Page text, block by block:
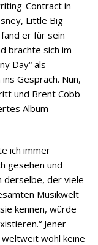
Contract in
Little Big
er für sein
brachte sich im
Day“ als
Gespräch. Nun,
und Brent Cobb
Album
ich immer
gesehen und
derselbe, der viele
Musikwelt
kennen, würde
Jener
wohl keine